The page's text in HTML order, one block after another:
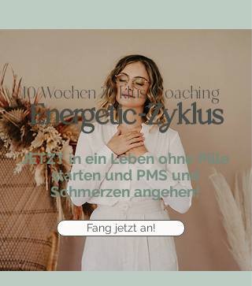
Energetic-Zyklus
10 Wochen Zyklus-Coaching
JETZT in ein Leben ohne Pille
starten und PMS und
Schmerzen angehen!
Fang jetzt an!